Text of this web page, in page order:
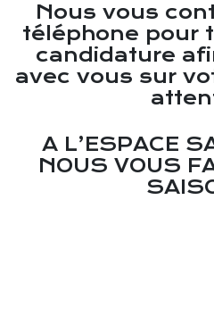
Nous vous
téléphone pour
candidature
avec vous sur
A L’ESPACE
NOUS VOUS